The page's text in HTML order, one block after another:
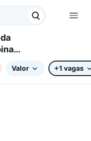
Valor +1 vagas